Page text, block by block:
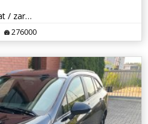
2.2 diesel / 136 KM / automat / zarej w PL / zadbany / zamiana
276000